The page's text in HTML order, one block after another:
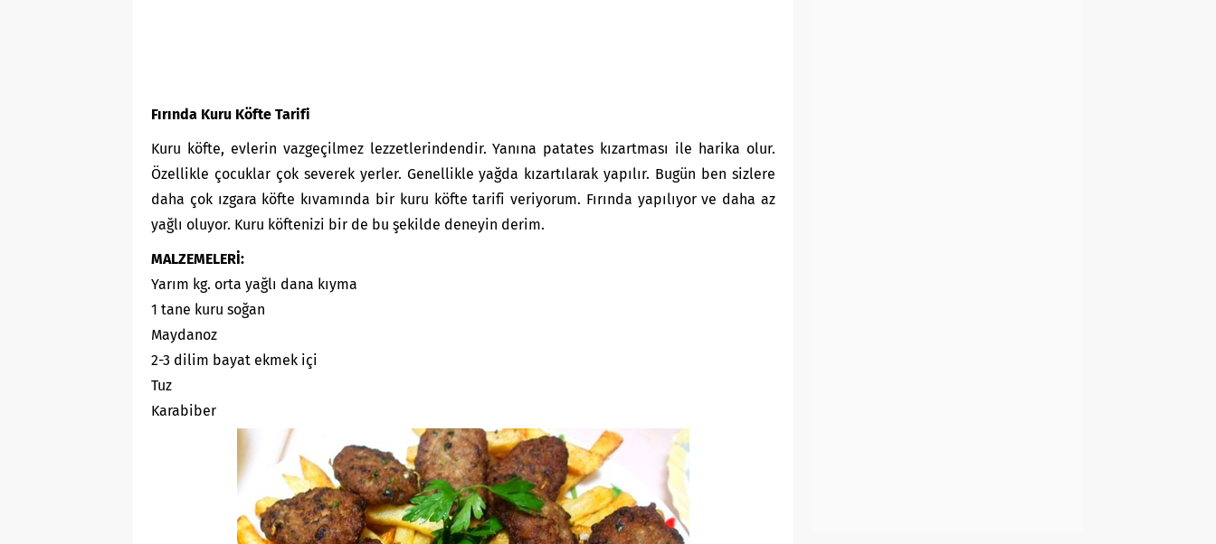
Fırında Kuru Köfte Tarifi
Kuru köfte, evlerin vazgeçilmez lezzetlerindendir. Yanına patates kızartması ile harika olur.
Özellikle çocuklar çok severek yerler. Genellikle yağda kızartılarak yapılır. Bugün ben sizlere
daha çok ızgara köfte kıvamında bir kuru köfte tarifi veriyorum. Fırında yapılıyor ve daha az
yağlı oluyor. Kuru köftenizi bir de bu şekilde deneyin derim.
MALZEMELERİ:
Yarım kg. orta yağlı dana kıyma
1 tane kuru soğan
Maydanoz
2-3 dilim bayat ekmek içi
Tuz
Karabiber